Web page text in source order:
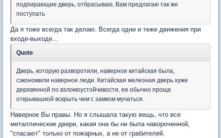
подпирающие дверь, отбрасываю, Вам предлагаю так же
поступать
Да я тоже всегда так делаю. Всегда одни и теже движения при
входе-выходе...
Quote
Дверь, которую разворотили, наверное китайская была,
сэкономили наверное люди. Китайская железная дверь хуже
деревянной по взломоустойчивости, ее обычно проще
открывашкой вскрыть чем с замком мучаться.
Наверное Вы правы. Но я слышала такую вещь, что все
металлические двери, какая она бы ни была навороченной,
"спасают" только от пожарных, а не от грабителей.